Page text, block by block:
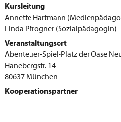
Kursleitung
Annette Hartmann
Linda Pfrogner (Sozialpädagogin)
Veranstaltungsort
Abenteuer-Spiel-Platz der Oase
Hanebergstr. 14
80637 München
Kooperationspartner